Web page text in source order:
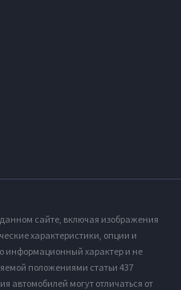
сайте, включая изображения
характеристики, опции и
информационный характер и не
положениями статьи 437
автомобилей могут отличаться от